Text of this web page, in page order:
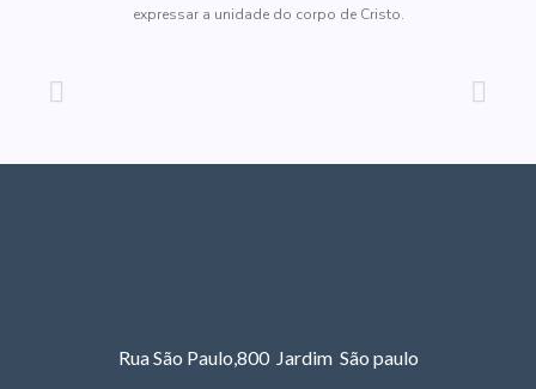
expressar a unidade do corpo de Cristo.
Rua São Paulo,800 Jardim São paulo